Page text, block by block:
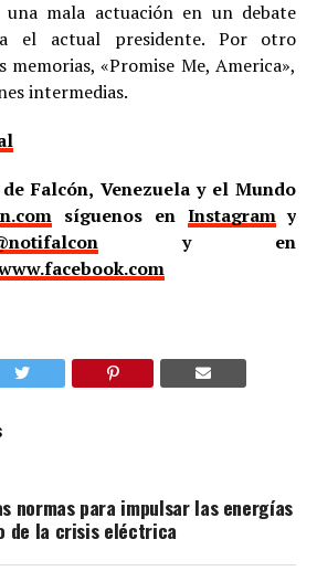
una mala actuación en un debate
el actual presidente. Por otro
memorias, «Promise Me, America»,
intermedias.
Falcón, Venezuela y el Mundo
síguenos en Instagramy
y en
normas para impulsar las energías
de la crisis eléctrica